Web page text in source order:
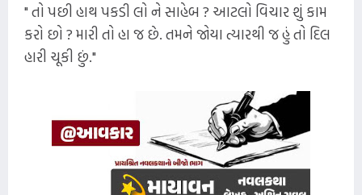
" તો પછી હાથ પકડી લો ને સાહેબ ? આટલો વિચાર શું કામ
કરો છો ? મારી તો હા જ છે. તમને જોયા ત્યારથી જ હું તો દિલ
હારી ચૂકી છું."